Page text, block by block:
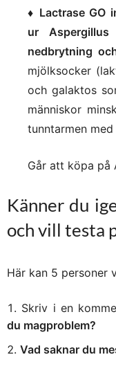
♦ Lactrase GO
ur
nedbrytning
mjölksocker
och galaktos
människor
tunntarmen
Går att köpa
Känner du
och vill testa
Här kan 5 personer
Skriv i en
du magproblem?
Vad saknar du